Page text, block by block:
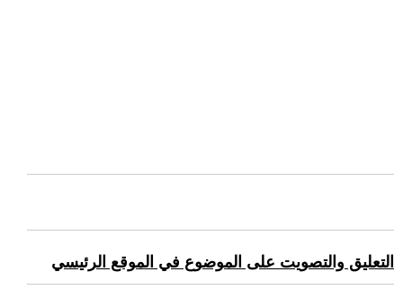
التعليق والتصويت على الموضوع في الموقع الرئيسي